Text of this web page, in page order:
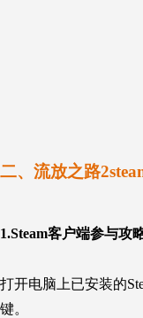
二、流放之路
1.Steam客户端参与攻
打开电脑上已安装的
键。